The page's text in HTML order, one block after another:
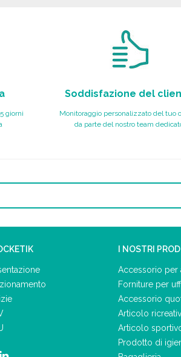
giorni
Soddisfazione del
Monitoraggio personalizzato del tuo
da parte del nostro team
I NOSTRI
Accessorio per
Forniture per
Accessorio
Articolo
Articolo
Prodotto di